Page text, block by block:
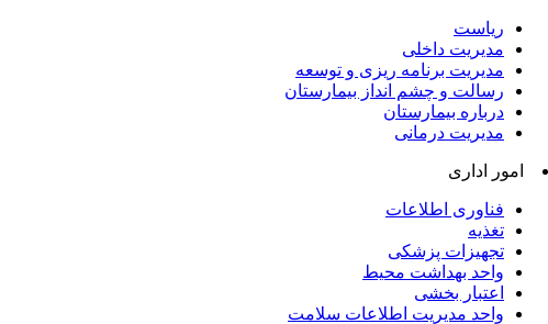
ریاست
مدیریت داخلی
مدیریت برنامه ریزی و توسعه
رسالت و چشم انداز بیمارستان
درباره بیمارستان
مدیریت درمانی
امور اداری
فناوری اطلاعات
تغذیه
تجهیزات پزشکی
واحد بهداشت محیط
اعتبار بخشی
واحد مدیریت اطلاعات سلامت